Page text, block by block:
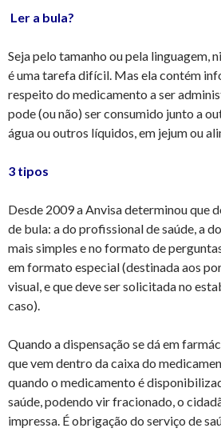
Ler a bula?
Seja pelo tamanho ou pela linguagem,
é uma tarefa difícil. Mas ela contém
respeito do medicamento a ser
pode (ou não) ser consumido junto a
água ou outros líquidos, em jejum ou
3 tipos
Desde 2009 a Anvisa determinou que
de bula: a do profissional de saúde, a
mais simples e no formato de
em formato especial (destinada aos
visual, e que deve ser solicitada no
caso).
Quando a dispensação se dá em
que vem dentro da caixa do
quando o medicamento é
saúde, podendo vir fracionado, o
impressa. É obrigação do serviço de